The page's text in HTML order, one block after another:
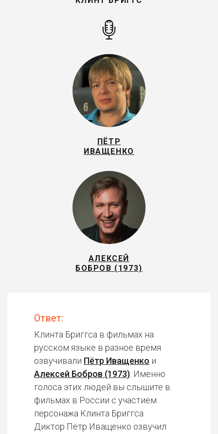
ПЁТР
ИВАЩЕНКО
АЛЕКСЕЙ
БОБРОВ (1973)
Ответ:
Клинта Бриггса в фильмах на
русском языке в разное время
озвучивали Пётр Иващенко и
Алексей Бобров (1973) . Именно
голоса этих людей вы слышите в
фильмах в России с участием
персонажа Клинта Бриггса.
Диктор Пётр Иващенко озвучил